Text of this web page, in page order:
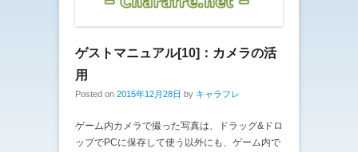
ゲストマニュアル[10]：カメラの活
用
Posted on 2015年12月28日 by キャラフレ
ゲーム内カメラで撮った写真は、ドラッグ&ドロ
ップでPCに保存して使う以外にも、ゲーム内で